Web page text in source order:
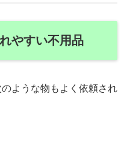
やすい不用品
ような物もよく依頼され